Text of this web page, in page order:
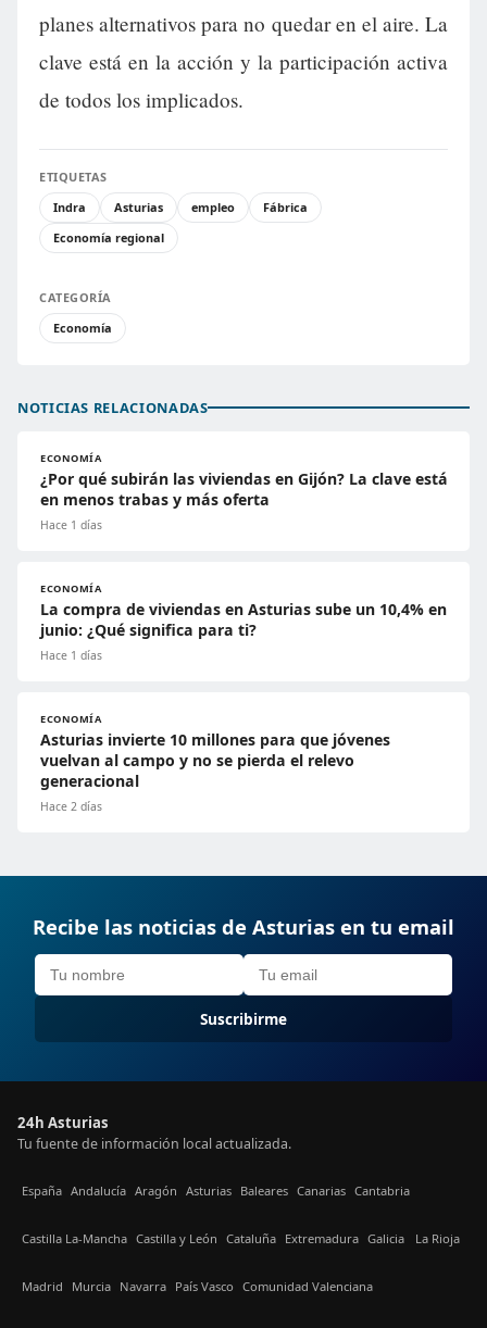
planes alternativos para no quedar en el aire. La
clave está en la acción y la participación activa
de todos los implicados.
ETIQUETAS
Indra
Asturias empleo
Fábrica
Economía regional
CATEGORÍA
Economía
NOTICIAS RELACIONADAS
ECONOMÍA
¿Por qué subirán las viviendas en Gijón? La clave está
en menos trabas y más oferta
Hace 1 días
ECONOMÍA
La compra de viviendas en Asturias sube un 10,4% en
junio: ¿Qué significa para ti?
Hace 1 días
ECONOMÍA
Asturias invierte 10 millones para que jóvenes
vuelvan al campo y no se pierda el relevo
generacional
Hace 2 días
Recibe las noticias de Asturias en tu email
Suscribirme
24h Asturias
Tu fuente de información local actualizada.
España Andalucía Aragón Asturias Baleares Canarias Cantabria
Castilla La-Mancha Castilla y León Cataluña Extremadura Galicia La Rioja
Madrid Murcia Navarra País Vasco Comunidad Valenciana